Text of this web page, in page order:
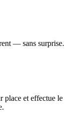
— sans surprise.
place et effectue le